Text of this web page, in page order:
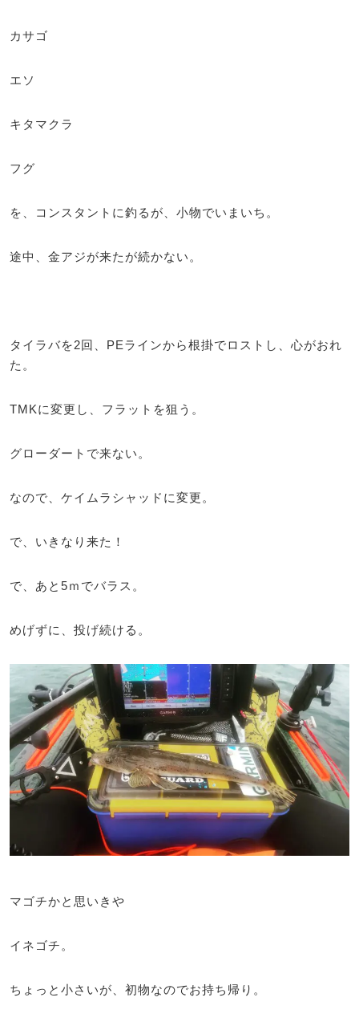
カサゴ
エソ
キタマクラ
フグ
を、コンスタントに釣るが、小物でいまいち。
途中、金アジが来たが続かない。
タイラバを2回、PEラインから根掛でロストし、心がおれ
た。
TMKに変更し、フラットを狙う。
グローダートで来ない。
なので、ケイムラシャッドに変更。
で、いきなり来た！
で、あと5ｍでバラス。
めげずに、投げ続ける。
マゴチかと思いきや
イネゴチ。
ちょっと小さいが、初物なのでお持ち帰り。